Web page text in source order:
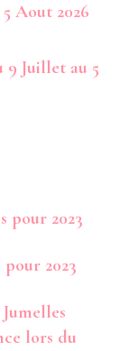
Aout 2026
9 Juillet au 5
pour 2023
2023
lors du